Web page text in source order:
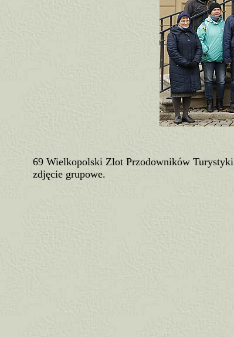
69 Wielkopolski Zlot Przodowników
zdjęcie grupowe.